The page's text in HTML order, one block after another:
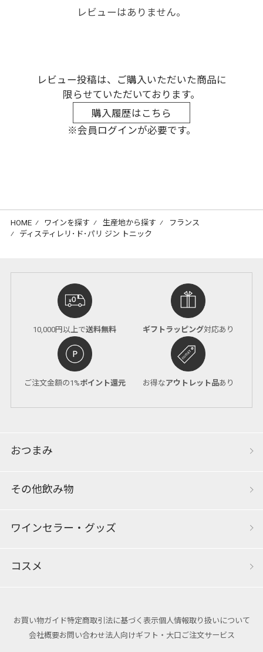
レビューはありません。
レビュー投稿は、ご購入いただいた商品に
限らせていただいております。
購入履歴はこちら
※会員ログインが必要です。
HOME ⁄ ワインを探す ⁄ 生産地から探す ⁄ フランス
⁄ ディスティレリ･ド･パリ ジン トニック
10,000円以上で送料無料 ギフトラッピング対応あり
ご注文金額の1%ポイント還元 お得なアウトレット品あり
おつまみ
その他飲み物
ワインセラー・グッズ
コスメ
お買い物ガイド特定商取引法に基づく表示個人情報取り扱いについて
会社概要お問い合わせ法人向けギフト・大口ご注文サービス